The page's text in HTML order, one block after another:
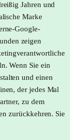
Jahren und
Marke
Google-
zeigen
Wenn Sie ein
und einen
der jedes Mal
zu dem
zurückkehren. Sie